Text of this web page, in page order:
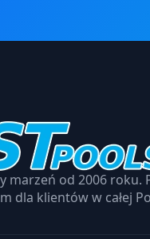
marzeń od 2006
dla klientów w całej